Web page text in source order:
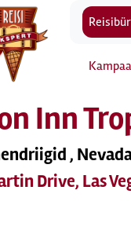
Inn
,
Drive, Las